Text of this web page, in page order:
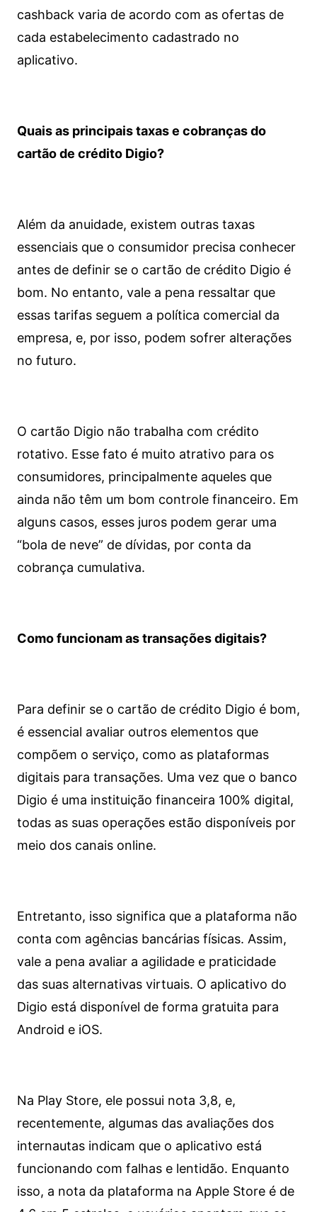
cashback varia de acordo com as ofertas de
cada estabelecimento cadastrado no
aplicativo.
Quais as principais taxas e cobranças do
cartão de crédito Digio?
Além da anuidade, existem outras taxas
essenciais que o consumidor precisa conhecer
antes de definir se o cartão de crédito Digio é
bom. No entanto, vale a pena ressaltar que
essas tarifas seguem a política comercial da
empresa, e, por isso, podem sofrer alterações
no futuro.
O cartão Digio não trabalha com crédito
rotativo. Esse fato é muito atrativo para os
consumidores, principalmente aqueles que
ainda não têm um bom controle financeiro. Em
alguns casos, esses juros podem gerar uma
“bola de neve” de dívidas, por conta da
cobrança cumulativa.
Como funcionam as transações digitais?
Para definir se o cartão de crédito Digio é bom,
é essencial avaliar outros elementos que
compõem o serviço, como as plataformas
digitais para transações. Uma vez que o banco
Digio é uma instituição financeira 100% digital,
todas as suas operações estão disponíveis por
meio dos canais online.
Entretanto, isso significa que a plataforma não
conta com agências bancárias físicas. Assim,
vale a pena avaliar a agilidade e praticidade
das suas alternativas virtuais. O aplicativo do
Digio está disponível de forma gratuita para
Android e iOS.
Na Play Store, ele possui nota 3,8, e,
recentemente, algumas das avaliações dos
internautas indicam que o aplicativo está
funcionando com falhas e lentidão. Enquanto
isso, a nota da plataforma na Apple Store é de